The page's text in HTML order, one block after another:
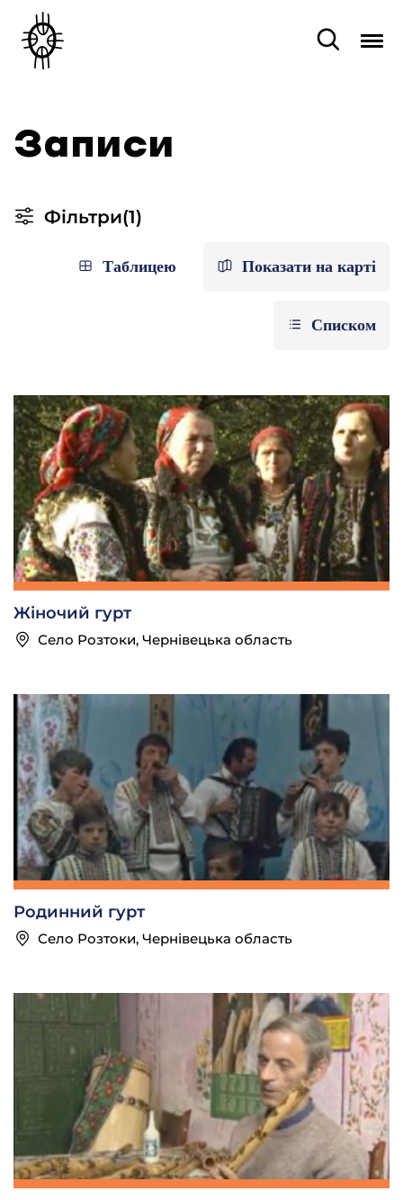
Записи
Фільтри(1)
Таблицею Показати на карті
Списком
Жіночий гурт
Село Розтоки, Чернівецька область
Родинний гурт
Село Розтоки, Чернівецька область